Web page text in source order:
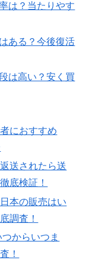
は？当たりやす
ある？今後復活
は高い？安く買
におすすめ
送されたら送
底検証！
本の販売はい
調査！
からいつま
！